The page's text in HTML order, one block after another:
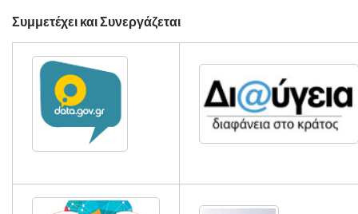
Συμμετέχει και Συνεργάζεται